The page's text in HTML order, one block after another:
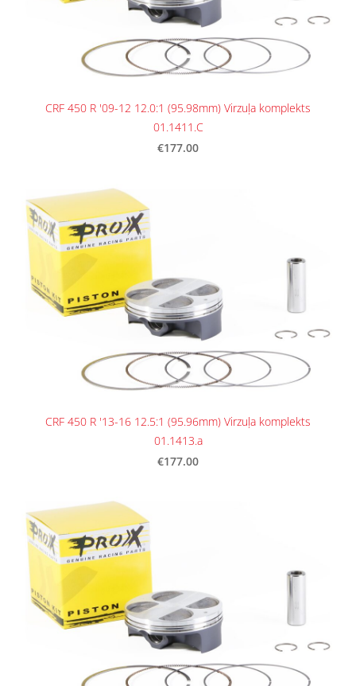
CRF 450 R '09-12 12.0:1 (95.98mm) Virzuļa komplekts
01.1411.C
€177.00
CRF 450 R '13-16 12.5:1 (95.96mm) Virzuļa komplekts
01.1413.a
€177.00